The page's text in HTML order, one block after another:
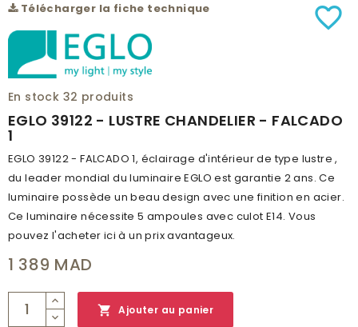
PUISSANCE (W)
5X40W
HAUTEUR (MM)
CLASSE DE PROTECTION
BRANCHEMENT
NON
POIDS (KG)
6.165
CODE À BARRE
9002759391225
NUMÉRO PAGE
240
Télécharger la fiche technique
En stock 32 produits
EGLO 39122 - LUSTRE CHANDELIER - FALCADO
1
EGLO 39122 - FALCADO 1, éclairage d'intérieur de type lustre ,
du leader mondial du luminaire EGLO est garantie 2 ans. Ce
luminaire possède un beau design avec une finition en acier.
Ce luminaire nécessite 5 ampoules avec culot E14. Vous
pouvez l'acheter ici à un prix avantageux.
favorite_border
1 389 MAD
 Ajouter au panier